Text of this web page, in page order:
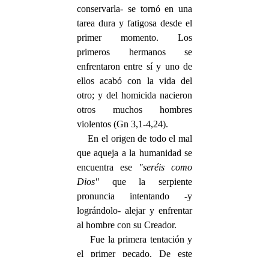
conservarla- se tornó en una
tarea dura y fatigosa desde el
primer momento. Los
primeros hermanos se
enfrentaron entre sí y uno de
ellos acabó con la vida del
otro; y del homicida nacieron
otros muchos hombres
violentos (Gn 3,1-4,24).
En el origen de todo el mal
que aqueja a la humanidad se
encuentra ese
"seréis como
Dios" que la serpiente
pronuncia intentando -y
lográndolo- alejar y enfrentar
al hombre con su Creador.
Fue la primera tentación y
el primer pecado. De este